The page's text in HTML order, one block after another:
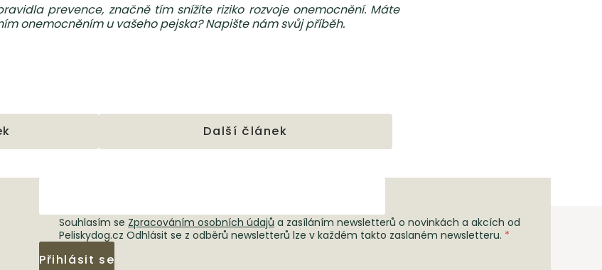
prevence, značně tím snížíte riziko rozvoje onemocnění. Máte
onemocněním u vašeho pejska? Napište nám svůj příběh.
Další článek
Souhlasím se Zpracováním osobních údajů a zasíláním newsletterů o novinkách a akcích od
Peliskydog.cz Odhlásit se z odběrů newsletterů lze v každém takto zaslaném newsletteru.
Přihlásit se